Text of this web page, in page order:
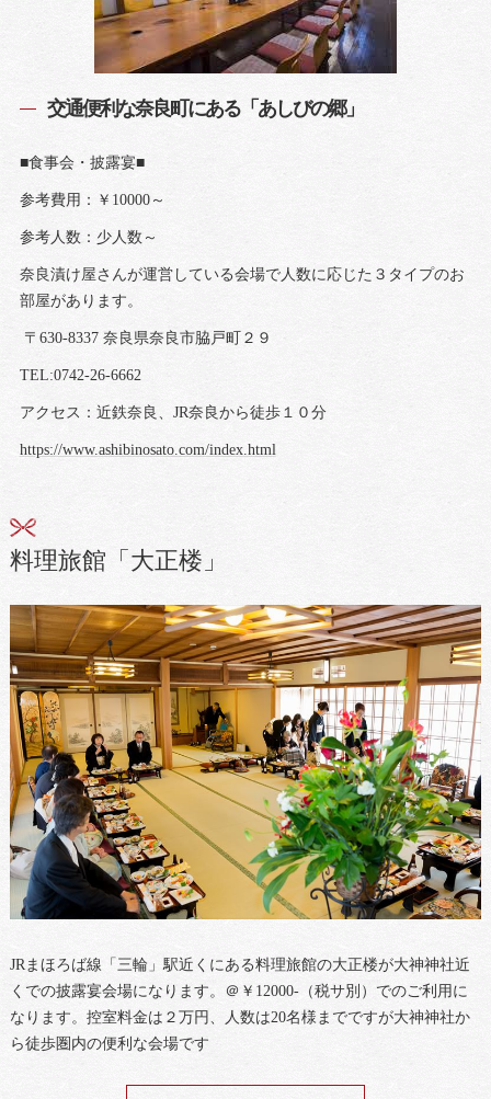
交通便利な奈良町にある「あしびの郷」
■食事会・披露宴■
参考費用：￥10000～
参考人数：少人数～
奈良漬け屋さんが運営している会場で人数に応じた３タイプのお
部屋があります。
〒630-8337 奈良県奈良市脇戸町２９
TEL:0742-26-6662
アクセス：近鉄奈良、JR奈良から徒歩１０分
https://www.ashibinosato.com/index.html
料理旅館「大正楼」
JRまほろば線「三輪」駅近くにある料理旅館の大正楼が大神神社近
くでの披露宴会場になります。＠￥12000-（税サ別）でのご利用に
なります。控室料金は２万円、人数は20名様までですが大神神社か
ら徒歩圏内の便利な会場です